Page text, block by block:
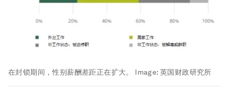
在封锁期间，性别薪酬差距正在扩大。 Image:英国财政研究所